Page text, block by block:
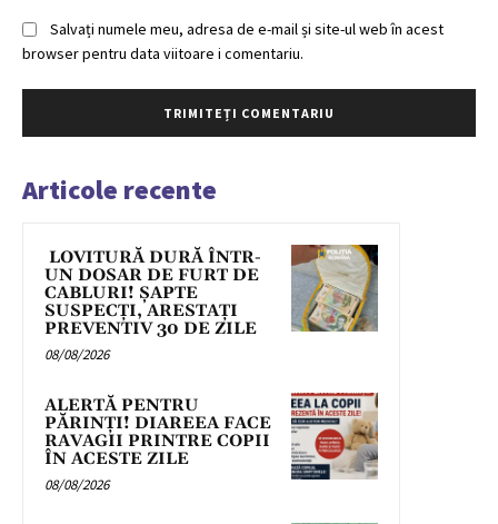
Salvați numele meu, adresa de e-mail și site-ul web în acest
browser pentru data viitoare i comentariu.
Articole recente
LOVITURĂ DURĂ ÎNTR-
UN DOSAR DE FURT DE
CABLURI! ȘAPTE
SUSPECȚI, ARESTAȚI
PREVENTIV 30 DE ZILE
08/08/2026
ALERTĂ PENTRU
PĂRINȚI! DIAREEA FACE
RAVAGII PRINTRE COPII
ÎN ACESTE ZILE
08/08/2026